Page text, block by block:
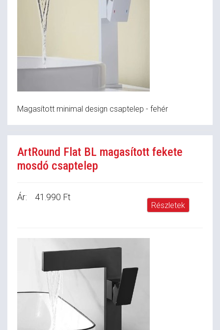
Magasított minimal design csaptelep - fehér
ArtRound Flat BL magasított fekete
mosdó csaptelep
Ár: 41.990 Ft
Részletek